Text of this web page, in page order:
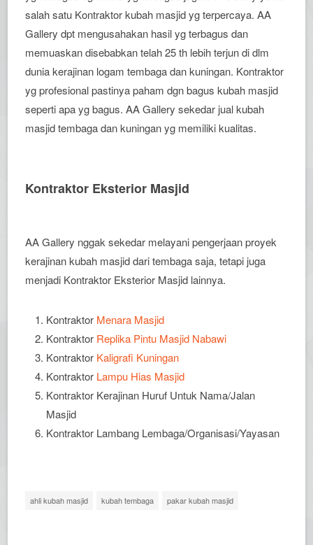
salah satu Kontraktor kubah masjid yg terpercaya. AA
Gallery dpt mengusahakan hasil yg terbagus dan
memuaskan disebabkan telah 25 th lebih terjun di dlm
dunia kerajinan logam tembaga dan kuningan. Kontraktor
yg profesional pastinya paham dgn bagus kubah masjid
seperti apa yg bagus. AA Gallery sekedar jual kubah
masjid tembaga dan kuningan yg memiliki kualitas.
Kontraktor Eksterior Masjid
AA Gallery nggak sekedar melayani pengerjaan proyek
kerajinan kubah masjid dari tembaga saja, tetapi juga
menjadi Kontraktor Eksterior Masjid lainnya.
Kontraktor Menara Masjid
Kontraktor Replika Pintu Masjid Nabawi
Kontraktor Kaligrafi Kuningan
Kontraktor Lampu Hias Masjid
Kontraktor Kerajinan Huruf Untuk Nama/Jalan
Masjid
Kontraktor Lambang Lembaga/Organisasi/Yayasan
ahli kubah masjid kubah tembaga pakar kubah masjid